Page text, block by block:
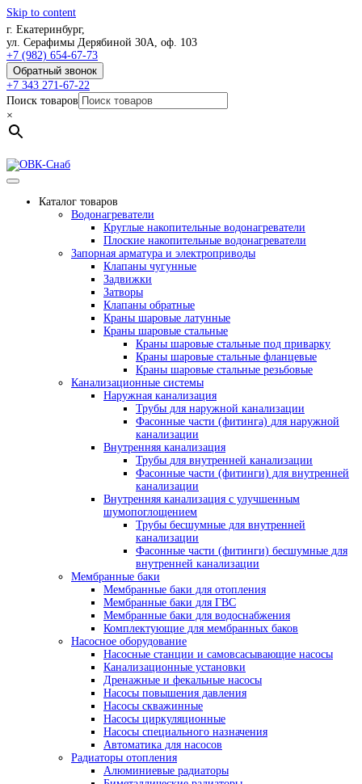
Skip to content
г. Екатеринбург,
ул. Серафимы Дерябиной 30А, оф. 103
+7 (982) 654-67-73
Обратный звонок
+7 343 271-67-22
Поиск товаров
×
Каталог товаров
Водонагреватели
Круглые накопительные водонагреватели
Плоские накопительные водонагреватели
Запорная арматура и электроприводы
Клапаны чугунные
Задвижки
Затворы
Клапаны обратные
Краны шаровые латунные
Краны шаровые стальные
Краны шаровые стальные под приварку
Краны шаровые стальные фланцевые
Краны шаровые стальные резьбовые
Канализационные системы
Наружная канализация
Трубы для наружной канализации
Фасонные части (фитинга) для наружной
канализации
Внутренняя канализация
Трубы для внутренней канализации
Фасонные части (фитинги) для внутренней
канализации
Внутренняя канализация с улучшенным
шумопоглощением
Трубы бесшумные для внутренней
канализации
Фасонные части (фитинги) бесшумные для
внутренней канализации
Мембранные баки
Мембранные баки для отопления
Мембранные баки для ГВС
Мембранные баки для водоснабжения
Комплектующие для мембранных баков
Насосное оборудование
Насосные станции и самовсасывающие насосы
Канализационные установки
Дренажные и фекальные насосы
Насосы повышения давления
Насосы скважинные
Насосы циркуляционные
Насосы специального назначения
Автоматика для насосов
Радиаторы отопления
Алюминиевые радиаторы